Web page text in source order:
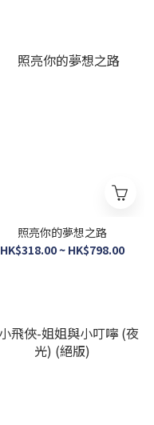
照亮你的夢想之路
HK$318.00 ~ HK$798.00